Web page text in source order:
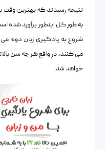
شروع به یادگیری زبان دوم می
می کنند، در واقع هر چه سن
خواهد ‌شد.